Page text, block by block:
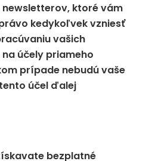
ktoré vám
kedykoľvek vzniesť
vašich
účely priameho
prípade nebudú vaše
účel ďalej
bezplatné